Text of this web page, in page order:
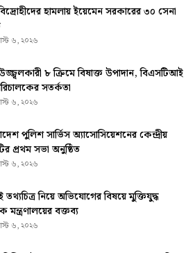
হামলায় ইয়েমেন সরকারের ৩০ সেনা
৬, ২০২৬
৮ ক্রিমে বিষাক্ত উপাদান, বিএসটিআই
সতর্কতা
৬, ২০২৬
পুলিশ সার্ভিস অ্যাসোসিয়েশনের কেন্দ্রীয়
প্রথম সভা অনুষ্ঠিত
৬, ২০২৬
নিয়ে অভিযোগের বিষয়ে মুক্তিযুদ্ধ
মন্ত্রণালয়ের বক্তব্য
৬, ২০২৬